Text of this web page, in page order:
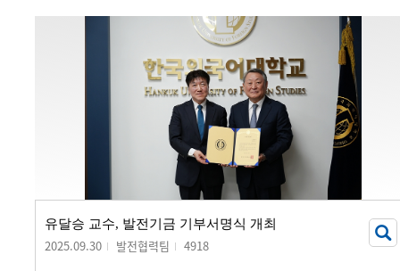
유달승 교수, 발전기금 기부서명식 개최
2025.09.30 발전협력팀 4918